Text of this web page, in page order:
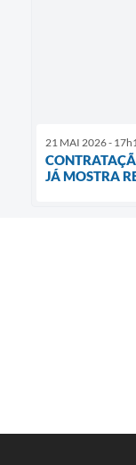
21 MAI 2026 -
JÁ MOSTRA